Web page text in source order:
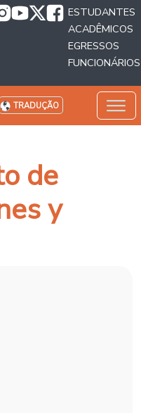
ESTUDANTES
ACADÊMICOS
EGRESSOS
FUNCIONÁRIOS
TRADUÇÃO
de
y